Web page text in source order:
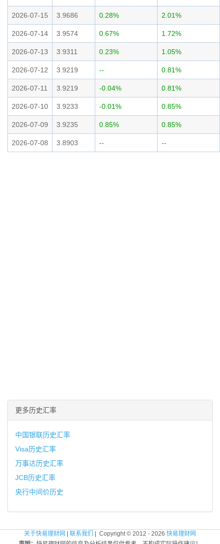
2026-07-15 3.9686 0.28% 2.01%
2026-07-14 3.9574 0.67% 1.72%
2026-07-13 3.9311 0.23% 1.05%
2026-07-12 3.9219 -- 0.81%
2026-07-11 3.9219 -0.04% 0.81%
2026-07-10 3.9233 -0.01% 0.85%
2026-07-09 3.9235 0.85% 0.85%
2026-07-08 3.8903 -- --
更多历史汇率
中国银联历史汇率
Visa历史汇率
万事达历史汇率
JCB历史汇率
央行中间价历史
关于快易理财网 联系我们 | Copyright © 2012 - 2026 快易理财网